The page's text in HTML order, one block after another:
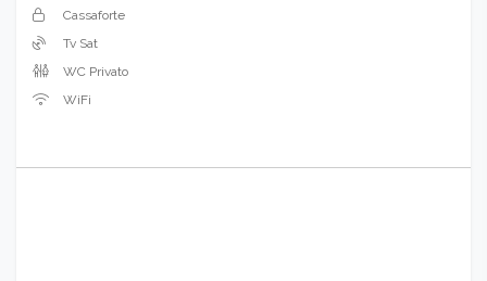
Cassaforte
Tv Sat
WC Privato
WiFi